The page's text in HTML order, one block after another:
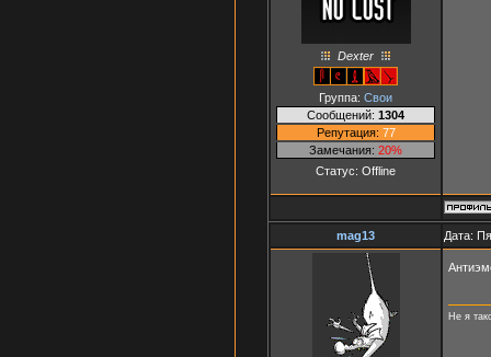
Dexter
Группа: Свои
Сообщений: 1304
Репутация: 77
Замечания: 20%
Статус: Offline
mag13 Дата:
Не я